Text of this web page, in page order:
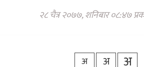
२८ चैत्र २०७७, शनिबार ०८:४७
अ अ अ